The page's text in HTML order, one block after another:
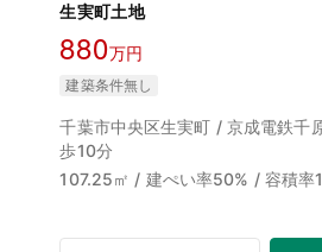
生実町土地
880万円
建築条件無し
千葉市中央区生実町 / 京成電鉄千
歩10分
107.25㎡ / 建ぺい率50% / 容積率